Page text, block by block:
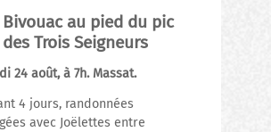
Bivouac au pied du pic
des Trois Seigneurs
24 août, à 7h. Massat.
4 jours, randonnées
avec Joëlettes entre